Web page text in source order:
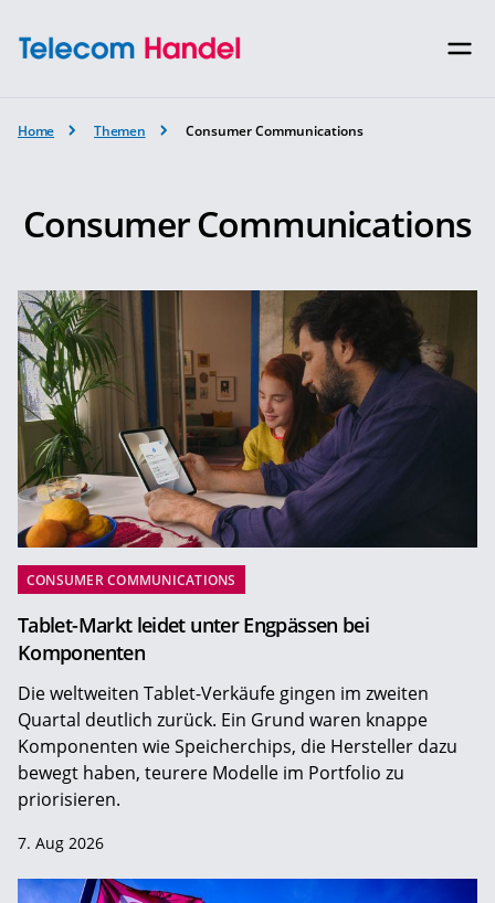
Home Themen Consumer Communications
Consumer Communications
CONSUMER COMMUNICATIONS
Tablet-Markt leidet unter Engpässen bei
Komponenten
Die weltweiten Tablet-Verkäufe gingen im zweiten
Quartal deutlich zurück. Ein Grund waren knappe
Komponenten wie Speicherchips, die Hersteller dazu
bewegt haben, teurere Modelle im Portfolio zu
priorisieren.
7. Aug 2026